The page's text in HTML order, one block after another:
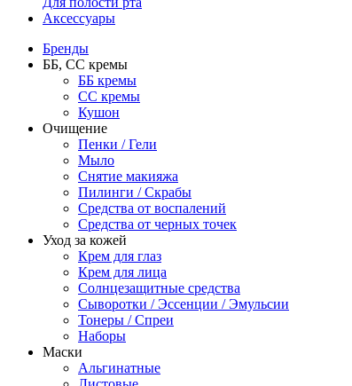
Аксессуары
Бренды
ББ, СС кремы
ББ кремы
CC кремы
Кушон
Очищение
Пенки / Гели
Мыло
Снятие макияжа
Пилинги / Скрабы
Средства от воспалений
Средства от черных точек
Уход за кожей
Крем для глаз
Крем для лица
Солнцезащитные средства
Сыворотки / Эссенции / Эмульсии
Тонеры / Спреи
Наборы
Маски
Альгинатные